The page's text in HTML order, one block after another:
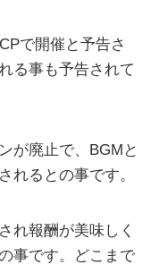
で開催と予告さ
る事も予告されて
が廃止で、BGMと
れるとの事です。
れ報酬が美味しく
事です。どこまで